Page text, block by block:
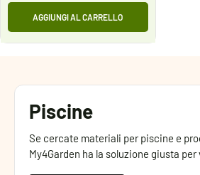
AGGIUNGI AL CARRELLO
Piscine
Se cercate materiali per piscine e
My4Garden ha la soluzione giusta per